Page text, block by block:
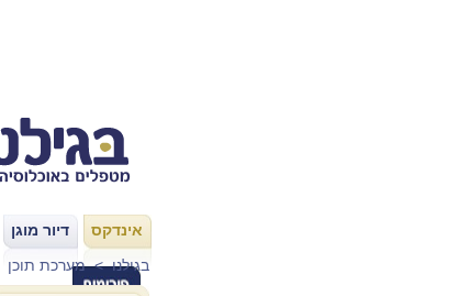
אינדקס דיור מוגן
בגילנו>מערכת תוכן